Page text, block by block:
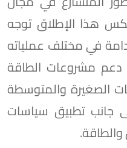
هذا الإطلاق توجه
في مختلف عملياته
دعم مشروعات الطاقة
الصغيرة والمتوسطة
إلى جانب تطبيق سياسات
والطاقة.